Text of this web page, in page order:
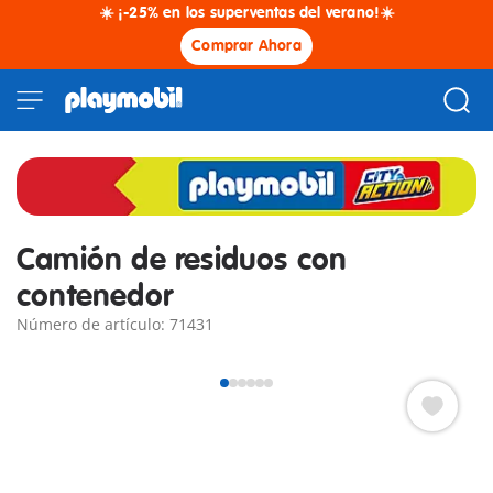
☀️ ¡-25% en los superventas del verano!☀️
Comprar Ahora
Camión de residuos con
contenedor
Número de artículo: 71431